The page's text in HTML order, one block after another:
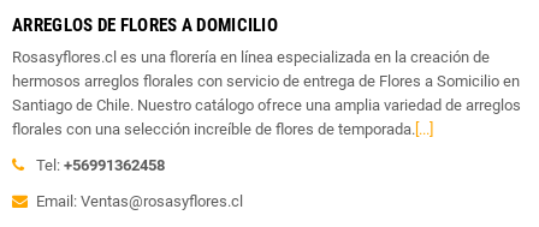
ARREGLOS DE FLORES A DOMICILIO
Rosasyflores.cl es una florería en línea especializada en la creación de
hermosos arreglos florales con servicio de entrega de Flores a Somicilio en
Santiago de Chile. Nuestro catálogo ofrece una amplia variedad de arreglos
florales con una selección increíble de flores de temporada. [...]
Tel: +56991362458
Email: Ventas@rosasyflores.cl